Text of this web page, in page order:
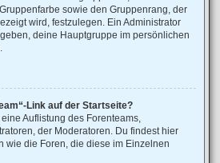
sowie den Gruppenrang, der
wird, festzulegen. Ein Administrator
deine Hauptgruppe im persönlichen
Link auf der Startseite?
Auflistung des Forenteams,
der Moderatoren. Du findest hier
wie die Foren, die diese im Einzelnen